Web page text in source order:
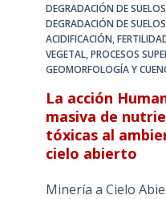
DEGRADACIÓN DE
DEGRADACIÓN DE
ACIDIFICACIÓN,
VEGETAL,PROCESOS
GEOMORFOLOGÍA Y
La acción
masiva de
tóxicas al
cielo abierto
Minería a Cielo